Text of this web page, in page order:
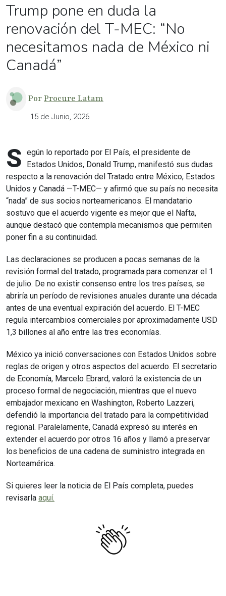
Trump pone en duda la
renovación del T-MEC: “No
necesitamos nada de México ni
Canadá”
PorProcure Latam
15 de Junio, 2026
S egún lo reportado por El País, el presidente de
Estados Unidos, Donald Trump, manifestó sus dudas
respecto a la renovación del Tratado entre México, Estados
Unidos y Canadá —T-MEC— y afirmó que su país no necesita
“nada” de sus socios norteamericanos. El mandatario
sostuvo que el acuerdo vigente es mejor que el Nafta,
aunque destacó que contempla mecanismos que permiten
poner fin a su continuidad.
Las declaraciones se producen a pocas semanas de la
revisión formal del tratado, programada para comenzar el 1
de julio. De no existir consenso entre los tres países, se
abriría un período de revisiones anuales durante una década
antes de una eventual expiración del acuerdo. El T-MEC
regula intercambios comerciales por aproximadamente USD
1,3 billones al año entre las tres economías.
México ya inició conversaciones con Estados Unidos sobre
reglas de origen y otros aspectos del acuerdo. El secretario
de Economía, Marcelo Ebrard, valoró la existencia de un
proceso formal de negociación, mientras que el nuevo
embajador mexicano en Washington, Roberto Lazzeri,
defendió la importancia del tratado para la competitividad
regional. Paralelamente, Canadá expresó su interés en
extender el acuerdo por otros 16 años y llamó a preservar
los beneficios de una cadena de suministro integrada en
Norteamérica.
Si quieres leer la noticia de El País completa, puedes
revisarla aquí.